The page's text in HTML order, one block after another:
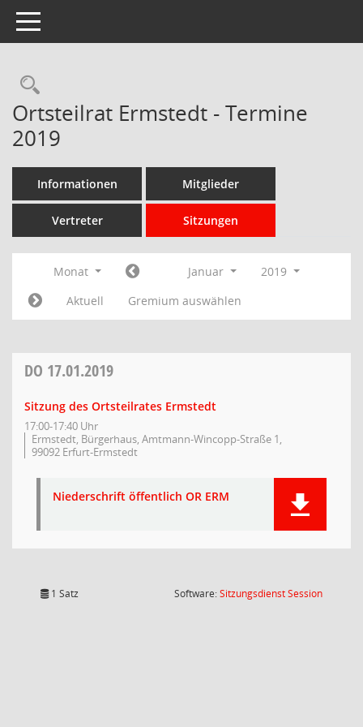
Toggle navigation
Rechercheauswahl
Ortsteilrat Ermstedt - Termine
2019
Informationen Mitglieder
Vertreter Sitzungen
Monat Januar
2019
Aktuell
Gremium auswählen
DO 17.01.2019
Sitzung des Ortsteilrates Ermstedt
17:00-17:40 Uhr
Ermstedt, Bürgerhaus, Amtmann-Wincopp-Straße 1,
99092 Erfurt-Ermstedt
Niederschrift öffentlich OR ERM
1 Satz Software:SitzungsdienstSession(Wird in